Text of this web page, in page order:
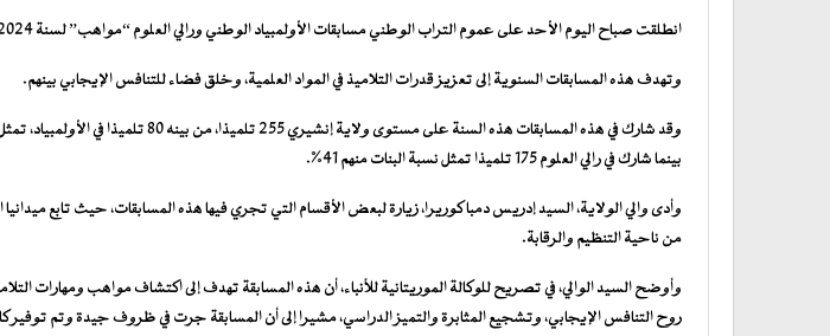
انطلقت صباح اليوم الأحد على عموم التراب الوطني مسابقات الأولمبياد الوطني ورالي العلوم “مواهب” لسنة 2024.
وتهدف هذه المسابقات السنوية إلى تعزيز قدرات التلاميذ في المواد العلمية، وخلق فضاء للتنافس الإيجابي بينهم.
بينما شارك في رالي العلوم 175 تلميذا تمثل نسبة البنات منهم 41%.
وأدى والي الولاية، السيد إدريس دمبا كوريرا، زيارة لبعض الأقسام التي تجري فيها هذه المسابقات، حيث تابع
من ناحية التنظيم والرقابة.
وأوضح السيد الوالي، في تصريح للوكالة الموريتانية للأنباء، أن هذه المسابقة تهدف إلى اكتشاف مواهب ومهارات
روح التنافس الإيجابي، وتشجيع المثابرة والتميز الدراسي، مشيرا إلى أن المسابقة جرت في ظروف جيدة وتم توفير